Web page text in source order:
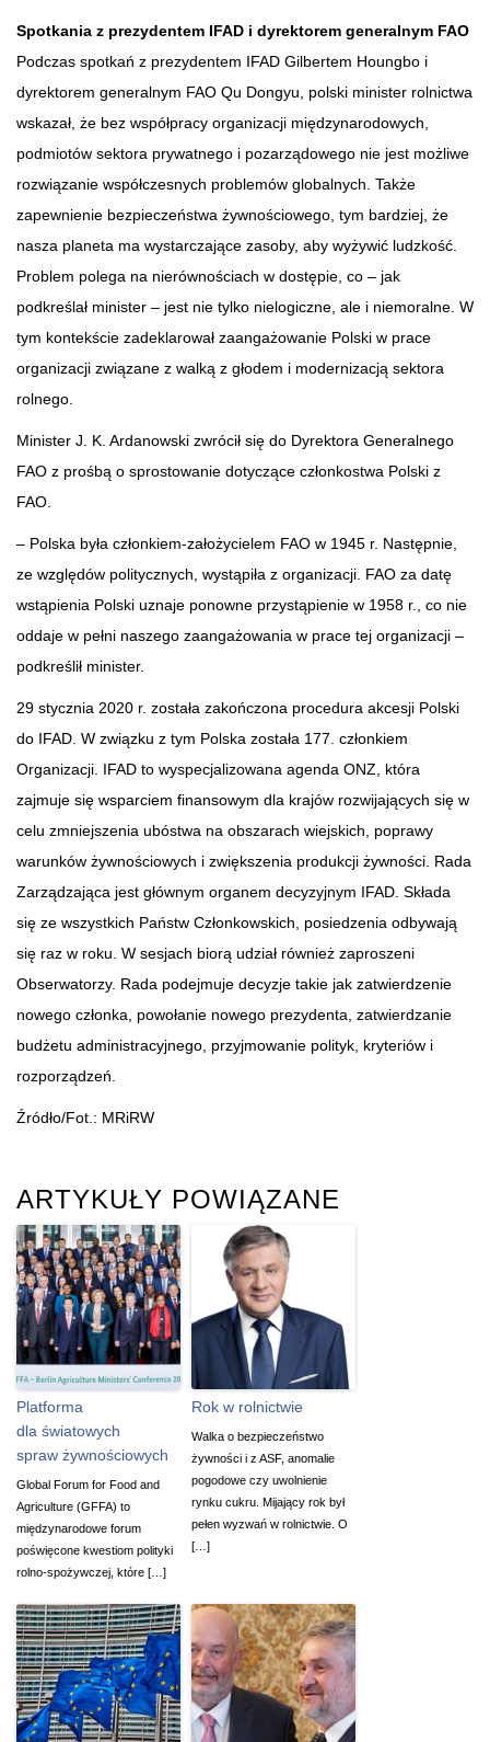
Spotkania z prezydentem IFAD i dyrektorem generalnym FAO
Podczas spotkań z prezydentem IFAD Gilbertem Houngbo i
dyrektorem generalnym FAO Qu Dongyu, polski minister rolnictwa
wskazał, że bez współpracy organizacji międzynarodowych,
podmiotów sektora prywatnego i pozarządowego nie jest możliwe
rozwiązanie współczesnych problemów globalnych. Także
zapewnienie bezpieczeństwa żywnościowego, tym bardziej, że
nasza planeta ma wystarczające zasoby, aby wyżywić ludzkość.
Problem polega na nierównościach w dostępie, co – jak
podkreślał minister – jest nie tylko nielogiczne, ale i niemoralne. W
tym kontekście zadeklarował zaangażowanie Polski w prace
organizacji związane z walką z głodem i modernizacją sektora
rolnego.
Minister J. K. Ardanowski zwrócił się do Dyrektora Generalnego
FAO z prośbą o sprostowanie dotyczące członkostwa Polski z
FAO.
– Polska była członkiem-założycielem FAO w 1945 r. Następnie,
ze względów politycznych, wystąpiła z organizacji. FAO za datę
wstąpienia Polski uznaje ponowne przystąpienie w 1958 r., co nie
oddaje w pełni naszego zaangażowania w prace tej organizacji –
podkreślił minister.
29 stycznia 2020 r. została zakończona procedura akcesji Polski
do IFAD. W związku z tym Polska została 177. członkiem
Organizacji. IFAD to wyspecjalizowana agenda ONZ, która
zajmuje się wsparciem finansowym dla krajów rozwijających się w
celu zmniejszenia ubóstwa na obszarach wiejskich, poprawy
warunków żywnościowych i zwiększenia produkcji żywności. Rada
Zarządzająca jest głównym organem decyzyjnym IFAD. Składa
się ze wszystkich Państw Członkowskich, posiedzenia odbywają
się raz w roku. W sesjach biorą udział również zaproszeni
Obserwatorzy. Rada podejmuje decyzje takie jak zatwierdzenie
nowego członka, powołanie nowego prezydenta, zatwierdzanie
budżetu administracyjnego, przyjmowanie polityk, kryteriów i
rozporządzeń.
Źródło/Fot.: MRiRW
ARTYKUŁY POWIĄZANE
Platforma
dla światowych
spraw żywnościowych
Global Forum for Food and
Agriculture (GFFA) to
międzynarodowe forum
poświęcone kwestiom polityki
rolno-spożywczej, które […]
Rok w rolnictwie
Walka o bezpieczeństwo
żywności i z ASF, anomalie
pogodowe czy uwolnienie
rynku cukru. Mijający rok był
pełen wyzwań w rolnictwie. O
[…]